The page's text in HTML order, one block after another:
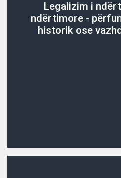
Legalizim i
ndërtimore -
historik ose